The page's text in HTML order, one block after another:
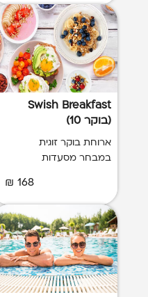
Swish Breakfast
(בוקר 10)
ארוחת בוקר זוגית
במבחר מסעדות
168 ₪